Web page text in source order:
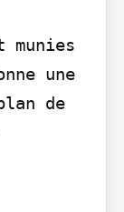
munies
une
de